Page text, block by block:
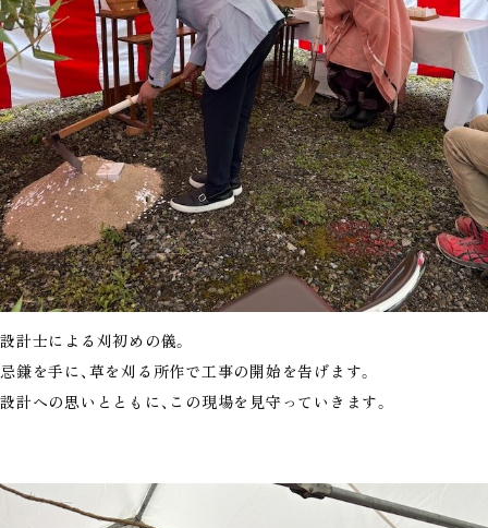
設計士による刈初めの儀。
忌鎌を手に、草を刈る所作で工事の開始を告げます。
設計への思いとともに、この現場を見守っていきます。